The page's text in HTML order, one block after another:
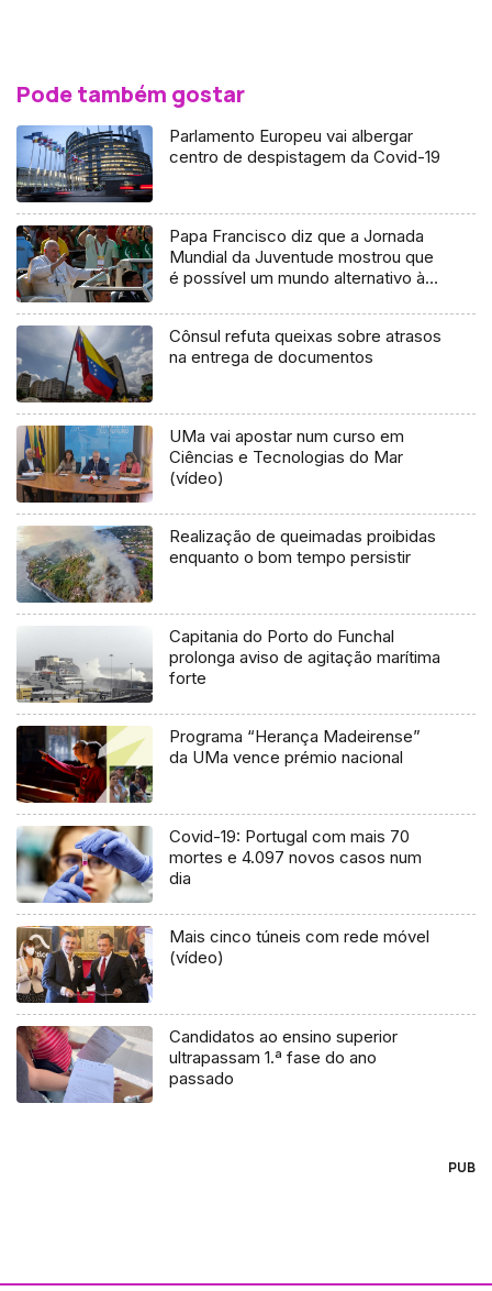
Pode também gostar
Parlamento Europeu vai albergar
centro de despistagem da Covid-19
Papa Francisco diz que a Jornada
Mundial da Juventude mostrou que
é possível um mundo alternativo à
Cônsul refuta queixas sobre atrasos
na entrega de documentos
UMa vai apostar num curso em
Ciências e Tecnologias do Mar
(vídeo)
Realização de queimadas proibidas
enquanto o bom tempo persistir
Capitania do Porto do Funchal
prolonga aviso de agitação marítima
forte
Programa “Herança Madeirense”
da UMa vence prémio nacional
Covid-19: Portugal com mais 70
mortes e 4.097 novos casos num
dia
Mais cinco túneis com rede móvel
(vídeo)
Candidatos ao ensino superior
ultrapassam 1.ª fase do ano
passado
PUB